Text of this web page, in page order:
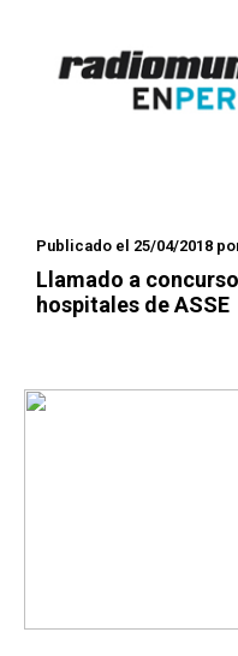
Publicado el 25/04/2018
Llamado a
hospitales de ASSE